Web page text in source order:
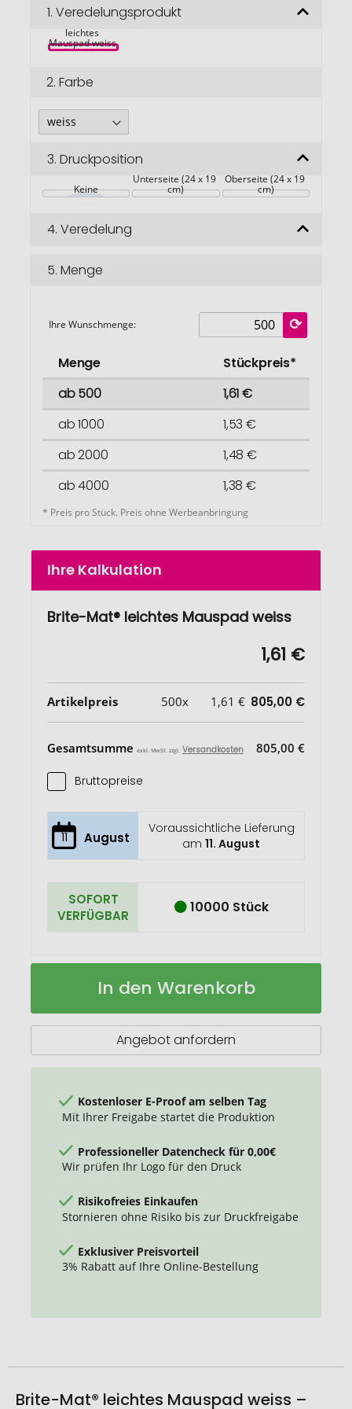
Bildgalerie
1. Veredelungsprodukt
leichtes
Mauspad weiss
2. Farbe
3. Druckposition
Keine
Unterseite (24 x 19
cm)
Oberseite (24 x 19
cm)
4. Veredelung
5. Menge
Ihre Wunschmenge:
Menge
Stückpreis*
ab 500
1,61 €
ab 1000
1,53 €
ab 2000
1,48 €
ab 4000
1,38 €
* Preis pro Stück. Preis ohne Werbeanbringung
Ihre Kalkulation
Brite-Mat® leichtes Mauspad weiss
1,61 €
Artikelpreis 500x 1,61 € 805,00 €
Gesamtsumme exkl. MwSt. zzgl. Versandkosten 805,00 €
Bruttopreise
11 August
Voraussichtliche Lieferung
am11. August
SOFORT
VERFÜGBAR
10000 Stück
Mauspad
In den Warenkorb
Angebot anfordern
Kostenloser E-Proof am selben Tag
Mit Ihrer Freigabe startet die Produktion
Professioneller Datencheck für 0,00€
Wir prüfen Ihr Logo für den Druck
Risikofreies Einkaufen
Stornieren ohne Risiko bis zur Druckfreigabe
Exklusiver Preisvorteil
3% Rabatt auf Ihre Online-Bestellung
Brite-Mat® leichtes Mauspad weiss –